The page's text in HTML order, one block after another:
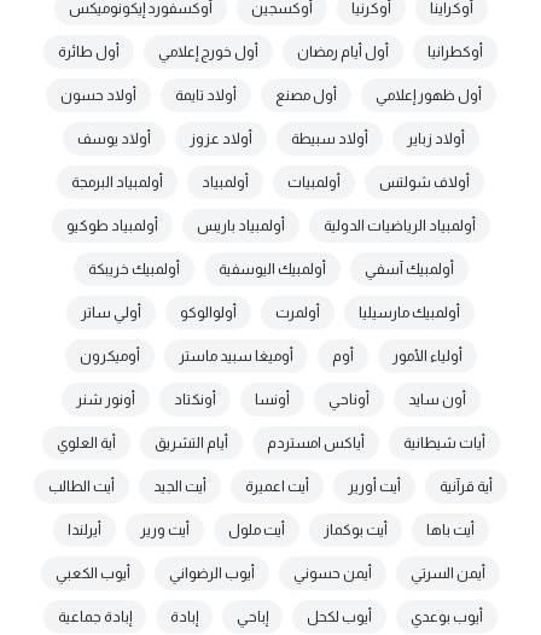
أوكراينا أوكرنيا أوكسجين أوكسفورد إيكونوميكس
أوكطرانيا أول أيام رمضان أول خورج إعلامي أول طائرة
أول ظهور إعلامي أول مصنع أولاد تايمة أولاد حسون
أولاد زباير أولاد سبيطة أولاد عزوز أولاد يوسف
أولاف شولتس أولمبيات أولمبياد أولمبياد البرمجة
أولمبياد الرياضيات الدولية أولمبياد باريس أولمبياد طوكيو
أولمبيك آسفي أولمبيك اليوسفية أولمبيك خريبكة
أولمبيك مارسيليا أولمرت أولوالوكو أولي ساتر
أولياء الأمور أوم أوميغا سبيد ماستر أوميكرون
أون سايد أوناحي أونسا أونكتاد أونور شنر
أيات شيطانية أياكس امستردم أيام التشريق أية العلوي
أية قرآنية أيت أورير أيت اعميرة أيت الجيد أيت الطالب
أيت باها أيت بوكماز أيت ملول أيت ورير أيرلندا
أيمن السرتي أيمن حسوني أيوب الرضواني أيوب الكعبي
أيوب بوعدي أيوب لكحل إباحي إبادة إبادة جماعية